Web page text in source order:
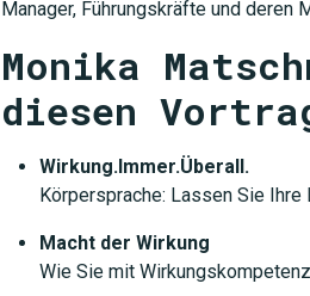
Manager, Führungskräfte und deren
Monika
diesen
Wirkung.Immer.Überall.
Körpersprache: Lassen Sie
Macht der Wirkung
Wie Sie mit